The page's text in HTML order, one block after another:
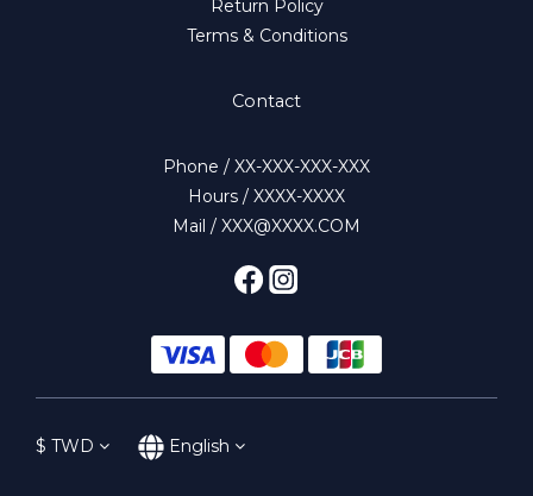
Return Policy
Terms & Conditions
Contact
Phone / XX-XXX-XXX-XXX
Hours / XXXX-XXXX
Mail / XXX@XXXX.COM
$ TWD English